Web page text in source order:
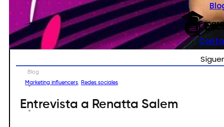
Blog
Marketing influencers
Redes sociales
Entrevista a Renatta Salem